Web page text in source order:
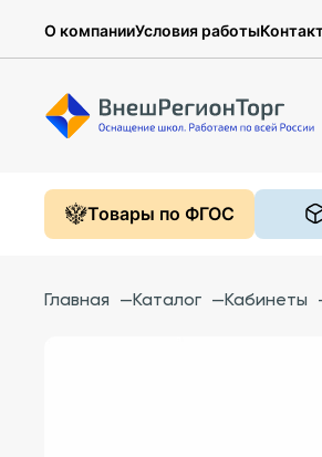
О компанииУсловия работы
Товары по ФГОС
Главная —Каталог —Кабинеты